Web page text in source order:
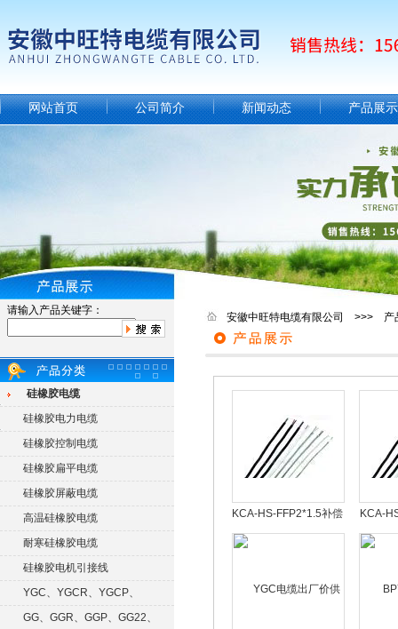
网站首页 公司简介 新闻动态 产品展示
请输入产品关键字：
硅橡胶电缆
硅橡胶电力电缆
硅橡胶控制电缆
硅橡胶扁平电缆
硅橡胶屏蔽电缆
高温硅橡胶电缆
耐寒硅橡胶电缆
硅橡胶电机引接线
YGC、YGCR、YGCP、
YGCRP
GG、GGR、GGP、GG22、
安徽中旺特电缆有限公司 >>> 产
KCA-HS-FFP2*1.5补偿
导线
KCA-
偿导线